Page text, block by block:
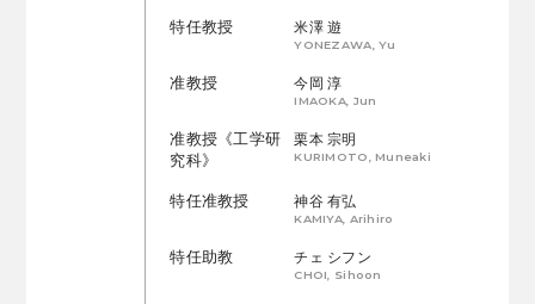
特任教授 米澤 遊
YONEZAWA, Yu
准教授 今岡 淳
IMAOKA, Jun
准教授《工学研
究科》
栗本 宗明
KURIMOTO, Muneaki
特任准教授 神谷 有弘
KAMIYA, Arihiro
特任助教 チェ シフン
CHOI, Sihoon